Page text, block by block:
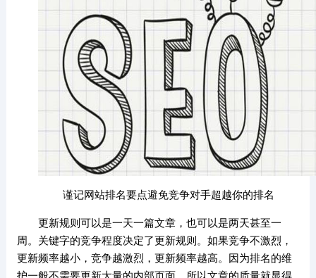
谨记网站排名要点避免竞争对手超越你的排名
更新规则可以是一天一篇文章，也可以是两天甚至一
周。关键字的竞争程度决定了更新规则。如果竞争不激烈，
更新频率越小，竞争越激烈，更新频率越高。因为排名的维